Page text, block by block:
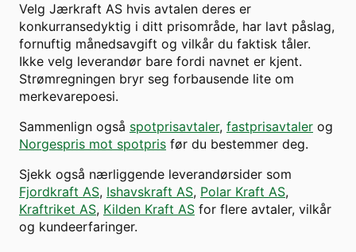
Velg Jærkraft AS hvis avtalen deres er
konkurransedyktig i ditt prisområde, har lavt påslag,
fornuftig månedsavgift og vilkår du faktisk tåler.
Ikke velg leverandør bare fordi navnet er kjent.
Strømregningen bryr seg forbausende lite om
merkevarepoesi.
Sammenlign også spotprisavtaler, fastprisavtaler og
Norgespris mot spotpris før du bestemmer deg.
Sjekk også nærliggende leverandørsider som
Fjordkraft AS, Ishavskraft AS, Polar Kraft AS,
Kraftriket AS, Kilden Kraft AS for flere avtaler, vilkår
og kundeerfaringer.